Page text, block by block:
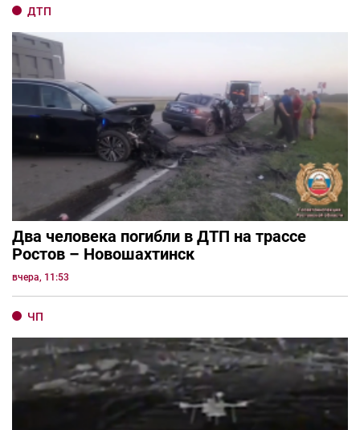
ДТП
Два человека погибли в ДТП на трассе
Ростов – Новошахтинск
вчера, 11:53
ЧП